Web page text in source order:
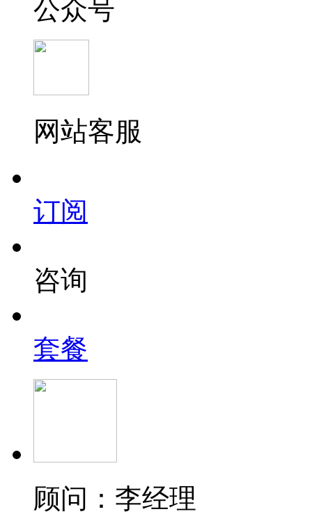
公众号
网站客服
订阅
咨询
套餐
顾问：李经理